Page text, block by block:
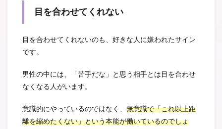
目を合わせてくれない
目を合わせてくれないのも、好きな人に嫌われたサイン
です。
男性の中には、「苦手だな」と思う相手とは目を合わせ
なくなる人がいます。
意識的にやっているのではなく、 無意識で「これ以上距
離を縮めたくない」という本能が働いているのでしょ